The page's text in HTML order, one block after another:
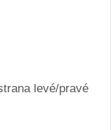
levé/pravé